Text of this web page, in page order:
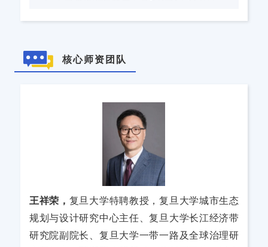
核心师资团队
王祥荣， 复旦大学特聘教授，复旦大学城市生态
规划与设计研究中心主任、复旦大学长江经济带
研究院副院长、复旦大学一带一路及全球治理研